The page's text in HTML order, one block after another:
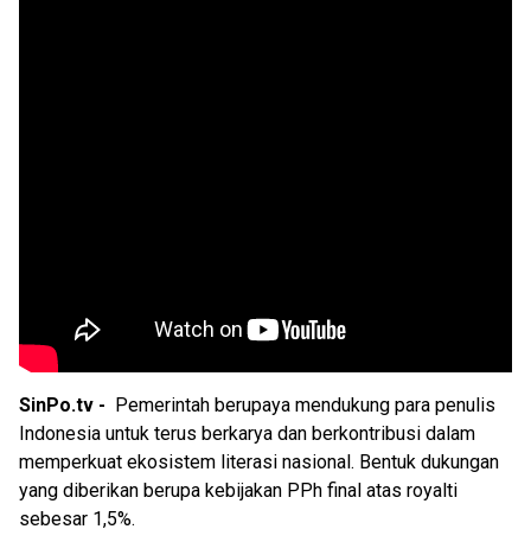
SinPo.tv -
Pemerintah berupaya mendukung para penulis
Indonesia untuk terus berkarya dan berkontribusi dalam
memperkuat ekosistem literasi nasional. Bentuk dukungan
yang diberikan berupa kebijakan PPh final atas royalti
sebesar 1,5%.